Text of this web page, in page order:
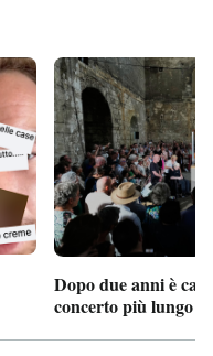
Dopo due anni è
concerto più lungo